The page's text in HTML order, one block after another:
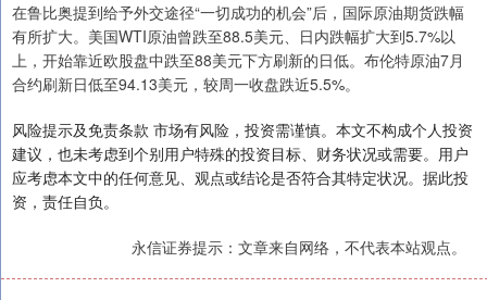
在鲁比奥提到给予外交途径“一切成功的机会”后，国际原油期货跌幅
有所扩大。美国WTI原油曾跌至88.5美元、日内跌幅扩大到5.7%以
上，开始靠近欧股盘中跌至88美元下方刷新的日低。布伦特原油7月
合约刷新日低至94.13美元，较周一收盘跌近5.5%。
风险提示及免责条款 市场有风险，投资需谨慎。本文不构成个人投资
建议，也未考虑到个别用户特殊的投资目标、财务状况或需要。用户
应考虑本文中的任何意见、观点或结论是否符合其特定状况。据此投
资，责任自负。
永信证券提示：文章来自网络，不代表本站观点。